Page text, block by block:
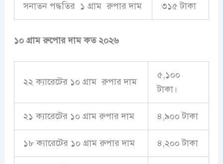
সনাতন পদ্ধতির ১ গ্রাম রুপার দাম ৩১৫ টাকা
১০ গ্রাম রুপোর দাম কত২০২৬
২২ ক্যারেটের ১০ গ্রাম রুপার দাম
৫,১০০
টাকা।
২১ ক্যারেটের ১০ গ্রাম রুপার দাম ৪,৯০০ টাকা
১৮ ক্যারেটের ১০ গ্রাম রুপার দাম ৪,২০০ টাকা